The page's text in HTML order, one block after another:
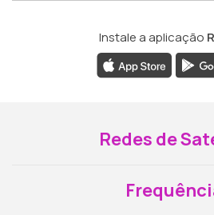
Instale a aplicação
Redes de